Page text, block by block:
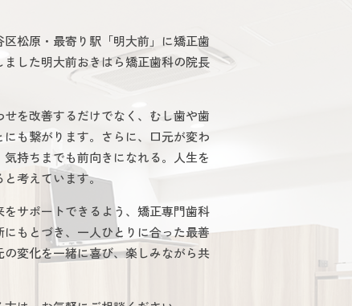
松原・最寄り駅「明大前」に矯正歯
した明大前おきはら矯正歯科の院長
を改善するだけでなく、むし歯や歯
も繋がります。さらに、口元が変わ
持ちまでも前向きになれる。人生を
と考えています。
サポートできるよう、矯正専門歯科
もとづき、一人ひとりに合った最善
変化を一緒に喜び、楽しみながら共